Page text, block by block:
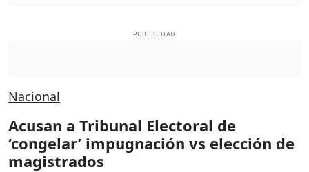
PUBLICIDAD
Nacional
Acusan a Tribunal Electoral de
‘congelar’ impugnación vs elección de
magistrados